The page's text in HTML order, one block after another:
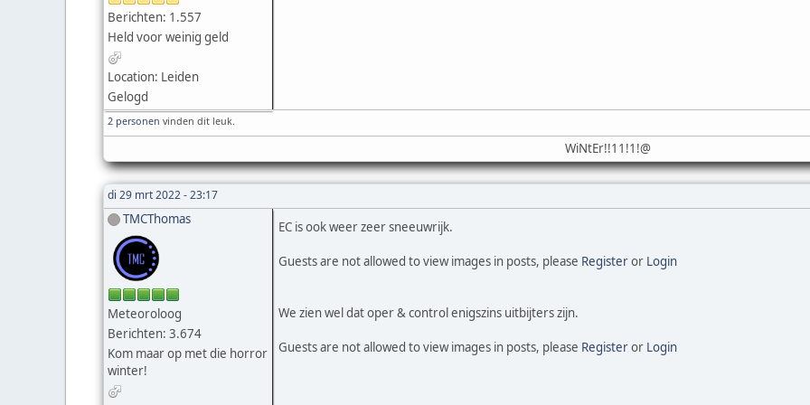
Berichten: 1.557
Held voor weinig geld
Location: Leiden
Gelogd
2 personen vinden dit leuk.
WiNtEr!!11!1!@
di 29 mrt 2022 - 23:17
TMCThomas
Meteoroloog
Berichten: 3.674
Kom maar op met die horror
winter!
EC is ook weer zeer sneeuwrijk.
Guests are not allowed to view images in posts, please Registeror Login
We zien wel dat oper & control enigszins uitbijters zijn.
Guests are not allowed to view images in posts, please Registeror Login